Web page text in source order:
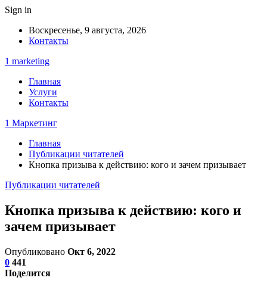
Sign in
Воскресенье, 9 августа, 2026
Контакты
1 marketing
Главная
Услуги
Контакты
1 Маркетинг
Главная
Публикации читателей
Кнопка призыва к действию: кого и зачем призывает
Публикации читателей
Кнопка призыва к действию: кого и
зачем призывает
Опубликовано Окт 6, 2022
0 441
Поделится